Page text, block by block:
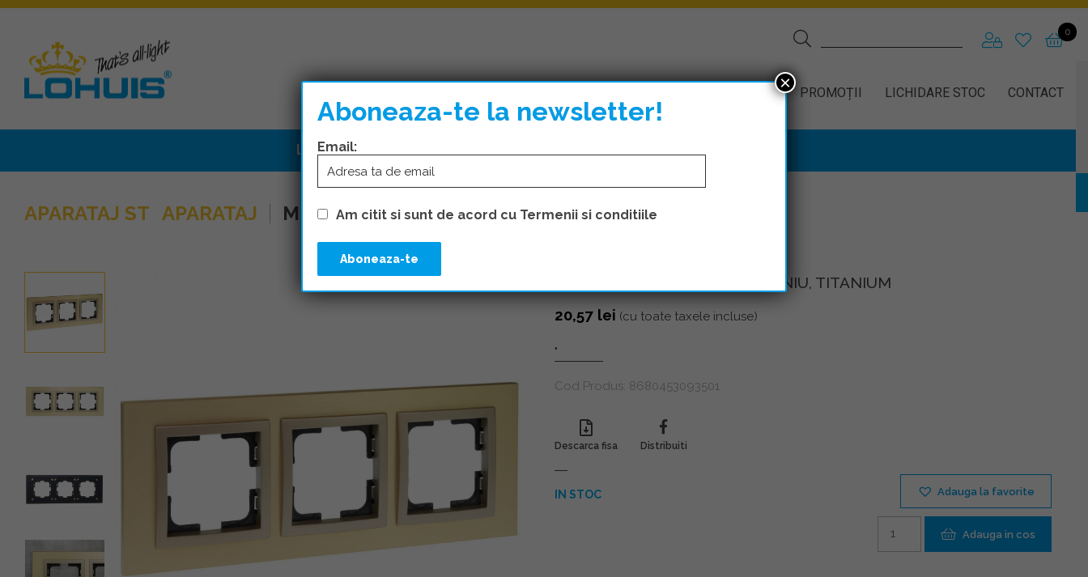
ACCESORII PROMOȚII LICHIDARE STOC CONTACT
0
LIVRARE GRATUITA
APARATAJ ST APARATAJ MECANISME SI RAME
Rama, 3 module, STYLE ALUMINIU, TITANIUM
20,57 lei (cu toate taxele incluse)
"
Cod Produs: 8680453093501
Descarca fisa Distribuiti
IN STOC Adauga la favorite
Adauga in cos
Aboneaza-te la newsletter!
Email:
Am citit si sunt de acord cu Termenii si conditiile
×